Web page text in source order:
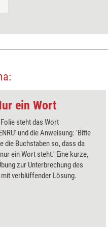
ein Wort
steht das Wort
und die Anweisung: 'Bitte
die Buchstaben so, dass da
ein Wort steht.' Eine kurze,
zur Unterbrechung des
verblüffender Lösung.